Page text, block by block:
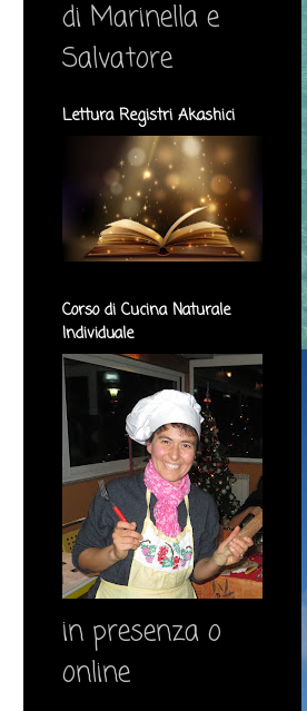
di Marinella e
Salvatore
Lettura Registri Akashici
Corso di Cucina Naturale
Individuale
in presenza o
online